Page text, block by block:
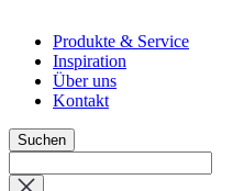
Produkte & Service
Inspiration
Über uns
Kontakt
Suchen